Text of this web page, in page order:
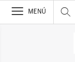
>
MENÚ